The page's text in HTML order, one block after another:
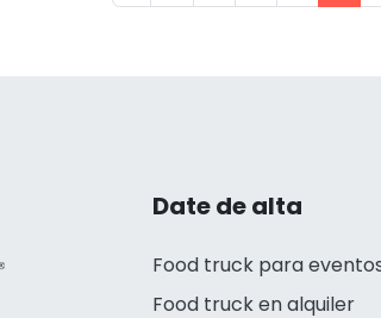
Date de alta
Food truck para
Food truck en alquiler